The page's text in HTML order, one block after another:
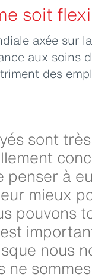
soit
axée sur
aux soins
des
sont
penser à
mieux
pouvons
nous
ne